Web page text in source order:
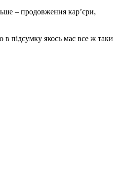
– продовження кар’єри,
підсумку якось має все ж таки